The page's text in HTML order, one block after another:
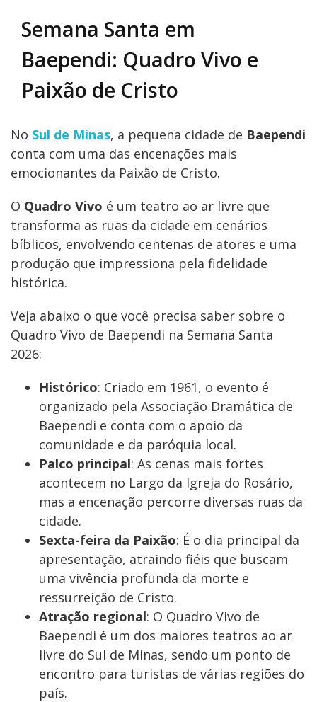
Semana Santa em
Baependi: Quadro Vivo e
Paixão de Cristo
No Sul de Minas, a pequena cidade de Baependi
conta com uma das encenações mais
emocionantes da Paixão de Cristo.
O Quadro Vivo é um teatro ao ar livre que
transforma as ruas da cidade em cenários
bíblicos, envolvendo centenas de atores e uma
produção que impressiona pela fidelidade
histórica.
Veja abaixo o que você precisa saber sobre o
Quadro Vivo de Baependi na Semana Santa
2026:
Histórico: Criado em 1961, o evento é
organizado pela Associação Dramática de
Baependi e conta com o apoio da
comunidade e da paróquia local.
Palco principal: As cenas mais fortes
acontecem no Largo da Igreja do Rosário,
mas a encenação percorre diversas ruas da
cidade.
Sexta-feira da Paixão: É o dia principal da
apresentação, atraindo fiéis que buscam
uma vivência profunda da morte e
ressurreição de Cristo.
Atração regional: O Quadro Vivo de
Baependi é um dos maiores teatros ao ar
livre do Sul de Minas, sendo um ponto de
encontro para turistas de várias regiões do
país.